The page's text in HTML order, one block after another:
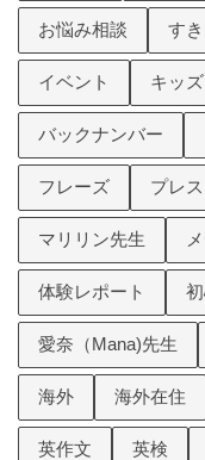
お悩み相談 す
イベント キッズ
バックナンバー
フレーズ プレ
マリリン先生
体験レポート
愛奈（Mana)先生
海外 海外在住
英作文 英検